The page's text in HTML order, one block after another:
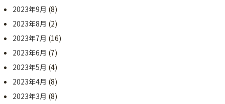
2023年9月 (8)
2023年8月 (2)
2023年7月 (16)
2023年6月 (7)
2023年5月 (4)
2023年4月 (8)
2023年3月 (8)